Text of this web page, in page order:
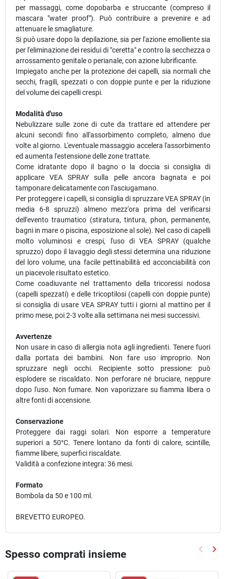
per massaggi, come dopobarba e struccante (compreso il
mascara "water proof"). Può contribuire a prevenire e ad
attenuare le smagliature.
Si può usare dopo la depilazione, sia per l'azione emolliente sia
per l'eliminazione dei residui di "ceretta" e contro la secchezza o
arrossamento genitale o perianale, con azione lubrificante.
Impiegato anche per la protezione dei capelli, sia normali che
secchi, fragili, spezzati o con doppie punte e per la riduzione
del volume dei capelli crespi.
Modalità d'uso
Nebulizzare sulle zone di cute da trattare ed attendere per
alcuni secondi fino all'assorbimento completo, almeno due
volte al giorno. L'eventuale massaggio accelera l'assorbimento
ed aumenta l'estensione delle zone trattate.
Come idratante dopo il bagno o la doccia si consiglia di
applicare VEA SPRAY sulla pelle ancora bagnata e poi
tamponare delicatamente con l'asciugamano.
Per proteggere i capelli, si consiglia di spruzzare VEA SPRAY (in
media 6-8 spruzzi) almeno mezz'ora prima del verificarsi
dell'evento traumatico (stiratura, tintura, phon, permanente,
bagni in mare o piscina, esposizione al sole). Nel caso di capelli
molto voluminosi e crespi, l'uso di VEA SPRAY (qualche
spruzzo) dopo il lavaggio degli stessi determina una riduzione
del loro volume, una facile pettinabilità ed acconciabilità con
un piacevole risultato estetico.
Come coadiuvante nel trattamento della tricoressi nodosa
(capelli spezzati) e delle tricoptilosi (capelli con doppie punte)
si consiglia di usare VEA SPRAY tutti i giorni al mattino per il
primo mese, poi 2-3 volte alla settimana nei mesi successivi.
Avvertenze
Non usare in caso di allergia nota agli ingredienti. Tenere fuori
dalla portata dei bambini. Non fare uso improprio. Non
spruzzare negli occhi. Recipiente sotto pressione: può
esplodere se riscaldato. Non perforare né bruciare, neppure
dopo l'uso. Non fumare. Non vaporizzare su fiamma libera o
altre fonti di accensione.
Conservazione
Proteggere dai raggi solari. Non esporre a temperature
superiori a 50°C. Tenere lontano da fonti di calore, scintille,
fiamme libere, superfici riscaldate.
Validità a confezione integra: 36 mesi.
Formato
Bombola da 50 e 100 ml.
BREVETTO EUROPEO.
Spesso comprati insieme keyboard_arrow_left keyboard_arrow_right